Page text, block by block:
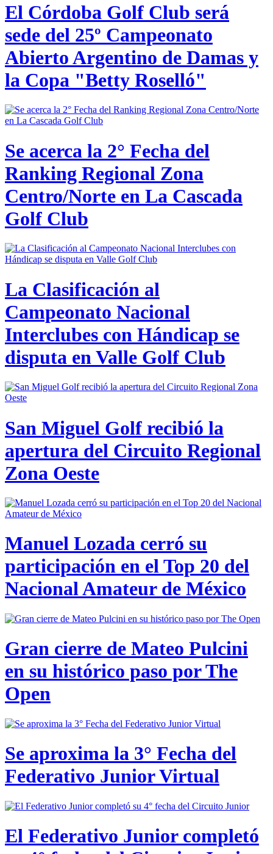
El Córdoba Golf Club será
sede del 25º Campeonato
Abierto Argentino de Damas y
la Copa "Betty Roselló"
Se acerca la 2° Fecha del
Ranking Regional Zona
Centro/Norte en La Cascada
Golf Club
La Clasificación al
Campeonato Nacional
Interclubes con Hándicap se
disputa en Valle Golf Club
San Miguel Golf recibió la
apertura del Circuito Regional
Zona Oeste
Manuel Lozada cerró su
participación en el Top 20 del
Nacional Amateur de México
Gran cierre de Mateo Pulcini
en su histórico paso por The
Open
Se aproxima la 3° Fecha del
Federativo Junior Virtual
El Federativo Junior completó